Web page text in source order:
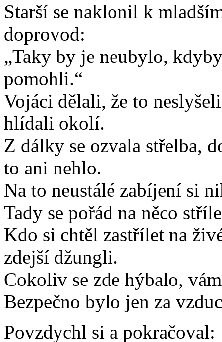
Starší se naklonil k
doprovod:
„Taky by je neubylo,
pomohli.“
Vojáci dělali, že to
hlídali okolí.
Z dálky se ozvala střelba,
to ani nehlo.
Na to neustálé zabíjení si
Tady se pořád na něco
Kdo si chtěl zastřílet na
zdejší džungli.
Cokoliv se zde hýbalo,
Bezpečno bylo jen za
Povzdychl si a pokračoval: